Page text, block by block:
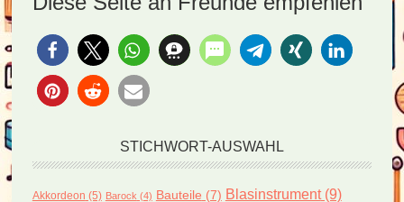
STICHWORT-AUSWAHL
Akkordeon (5) Barock (4) Bauteile (7) Blasinstrument(9)